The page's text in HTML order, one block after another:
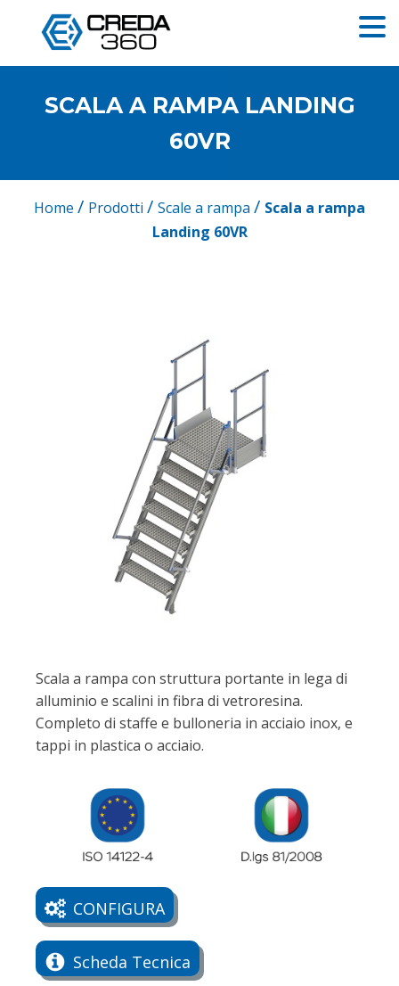
SCALA A RAMPA LANDING
60VR
Home / Prodotti / Scale a rampa / Scala a rampa
Landing 60VR
Scala a rampa con struttura portante in lega di
alluminio e scalini in fibra di vetroresina.
Completo di staffe e bulloneria in acciaio inox, e
tappi in plastica o acciaio.
CONFIGURA
Scheda Tecnica